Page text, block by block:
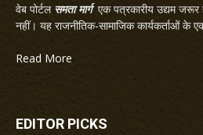
वेब पोर्टल समता मार्गएक पत्रकारीय उद्यम जरूर
नहीं। यह राजनीतिक-सामाजिक कार्यकर्ताओं के
Read More
EDITOR PICKS